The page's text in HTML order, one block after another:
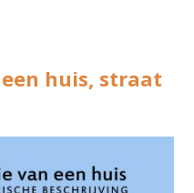
huis, straat